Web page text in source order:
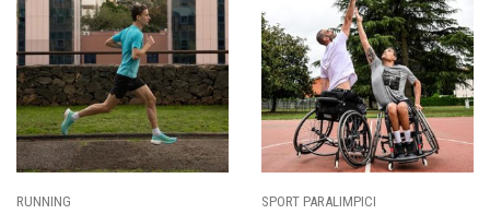
SPORT PARALIMPICI CALCIO